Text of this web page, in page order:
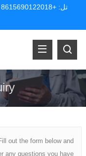
تل:+8615690122018
out the form below and
any questions you have